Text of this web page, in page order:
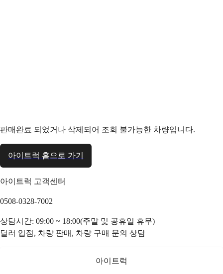
판매완료 되었거나 삭제되어 조회 불가능한 차량입니다.
아이트럭 홈으로 가기
아이트럭 고객센터
0508-0328-7002
상담시간: 09:00 ~ 18:00(주말 및 공휴일 휴무)
딜러 입점, 차량 판매, 차량 구매 문의 상담
아이트럭